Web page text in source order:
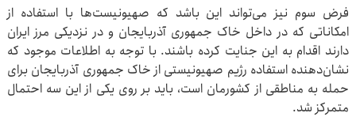
فرض سوم نیز می‌تواند این باشد که صهیونیست‌ها با استفاده از
امکاناتی که در داخل خاک جمهوری آذربایجان و در نزدیکی مرز ایران
دارند اقدام به این جنایت کرده باشند. با توجه به اطلاعات موجود که
نشان‌دهنده استفاده رژیم صهیونیستی از خاک جمهوری آذربایجان برای
حمله به مناطقی از کشورمان است، باید بر روی یکی از این سه احتمال
متمرکز شد.